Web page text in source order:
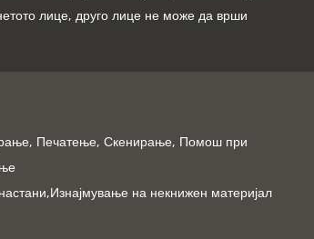
лице, друго лице не може да врши
Печатење, Скенирање, Помош при
на некнижен материјал